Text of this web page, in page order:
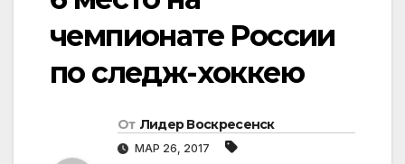
чемпионате России
по следж-хоккею
От Лидер Воскресенск
МАР 26, 2017